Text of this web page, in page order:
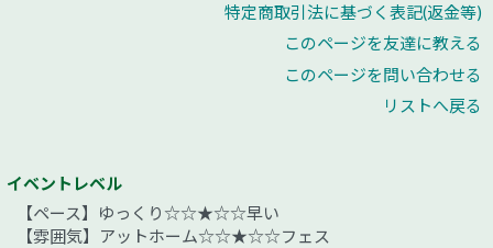
特定商取引法に基づく表記(返金等)
このページを友達に教える
このページを問い合わせる
リストへ戻る
イベントレベル
【ペース】ゆっくり☆☆★☆☆早い
【雰囲気】アットホーム☆☆★☆☆フェス